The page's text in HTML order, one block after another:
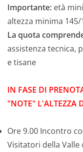
Importante: età
altezza minima 145/
La quota
assistenza tecnica,
e tisane
IN FASE DI
"NOTE" L'ALTEZZA
Ore 9.00 Incontro
Visitatori della